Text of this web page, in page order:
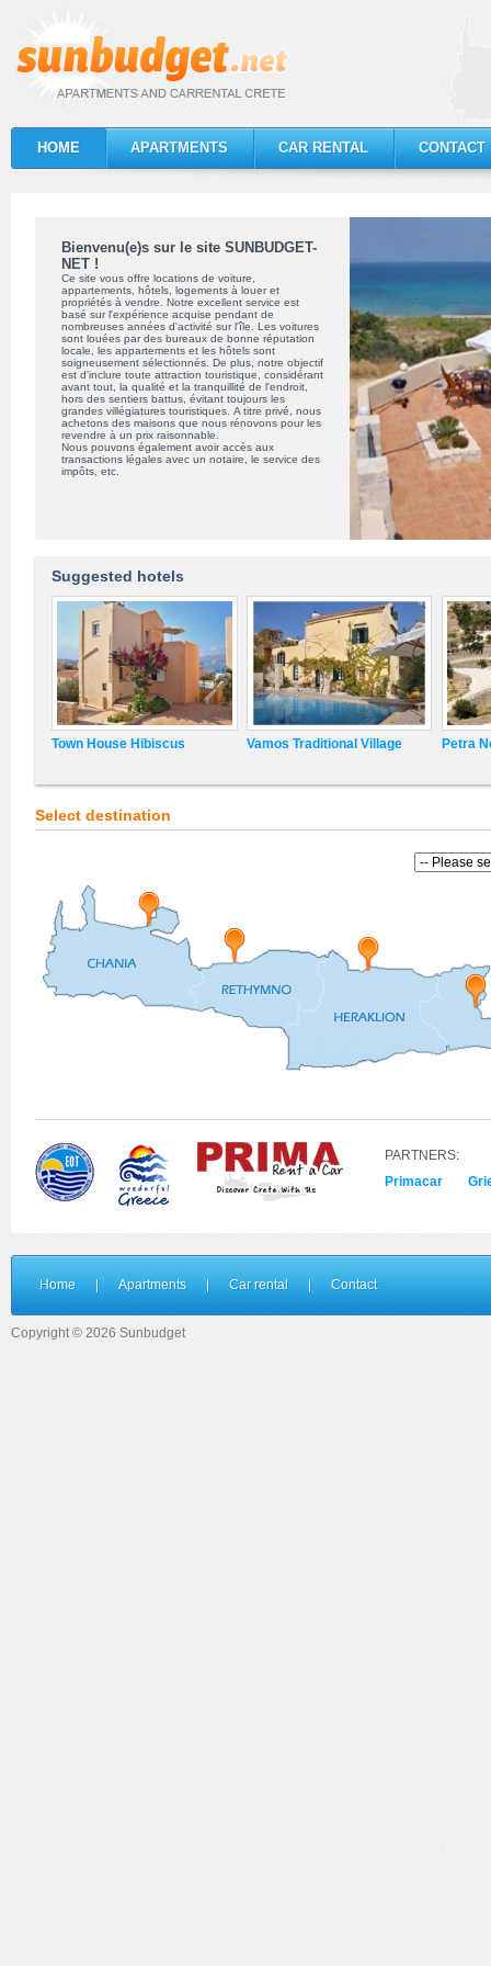
HOME APARTMENTS CAR RENTAL CONTACT
Bienvenu(e)s sur le site SUNBUDGET-
NET !
Ce site vous offre locations de voiture,
appartements, hôtels, logements à louer et
propriétés à vendre. Notre excellent service est
basé sur l'expérience acquise pendant de
nombreuses années d'activité sur l'île. Les voitures
sont louées par des bureaux de bonne réputation
locale, les appartements et les hôtels sont
soigneusement sélectionnés. De plus, notre objectif
est d'inclure toute attraction touristique, considérant
avant tout, la qualité et la tranquillité de l'endroit,
hors des sentiers battus, évitant toujours les
grandes villégiatures touristiques. A titre privé, nous
achetons des maisons que nous rénovons pour les
revendre à un prix raisonnable.
Nous pouvons également avoir accès aux
transactions légales avec un notaire, le service des
impôts, etc.
Suggested hotels
Town House Hibiscus Vamos Traditional Village Petra
Select destination
PARTNERS:
Primacar
Home | Apartments | Car rental | Contact
Copyright © 2026 Sunbudget